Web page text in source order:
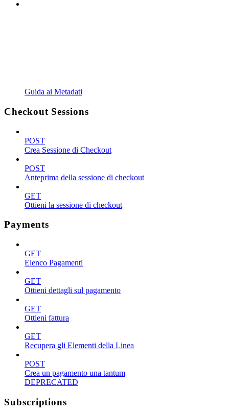
Guida ai Metadati
Checkout Sessions
POST
Crea Sessione di Checkout
POST
Anteprima della sessione di checkout
GET
Ottieni la sessione di checkout
Payments
GET
Elenco Pagamenti
GET
Ottieni dettagli sul pagamento
GET
Ottieni fattura
GET
Recupera gli Elementi della Linea
POST
Crea un pagamento una tantum
DEPRECATED
Subscriptions